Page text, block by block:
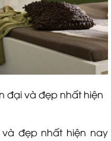
và đẹp nhất hiện
đẹp nhất hiện nay